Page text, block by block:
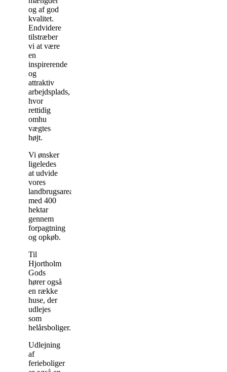
og af god
kvalitet.
Endvidere
tilstræber
vi at være
en
inspirerende
og
attraktiv
arbejdsplads,
hvor
rettidig
omhu
vægtes
højt.
Vi ønsker
ligeledes
at udvide
vores
landbrugsareal
med 400
hektar
gennem
forpagtning
og opkøb.
Til
Hjortholm
Gods
hører også
en række
huse, der
udlejes
som
helårsboliger.
Udlejning
af
ferieboliger